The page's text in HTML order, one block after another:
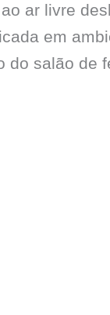
ar livre
em
do salão de